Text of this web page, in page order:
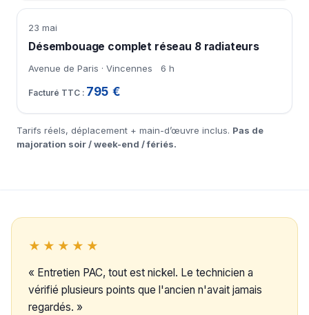
23 mai
Désembouage complet réseau 8 radiateurs
Avenue de Paris · Vincennes 6 h
795 €
Tarifs réels, déplacement + main-d’œuvre inclus. Pas de
majoration soir / week-end / fériés.
★★★★★
« Entretien PAC, tout est nickel. Le technicien a
vérifié plusieurs points que l'ancien n'avait jamais
regardés. »